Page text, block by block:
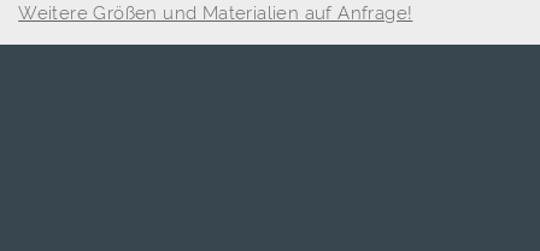
Weitere Größen und Materialien auf Anfrage!